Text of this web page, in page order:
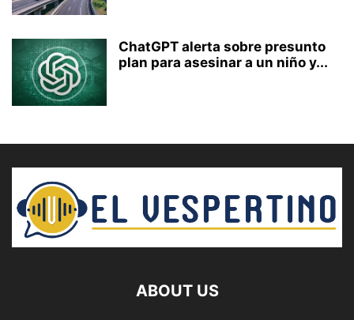
ChatGPT alerta sobre presunto
plan para asesinar a un niño y...
ABOUT US